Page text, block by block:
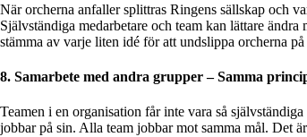
När orcherna anfaller splittras Ringens sällskap och
Självständiga medarbetare och team kan lättare ändra
stämma av varje liten idé för att undslippa orcherna
8. Samarbete med andra grupper – Samma
Teamen i en organisation får inte vara så
jobbar på sin. Alla team jobbar mot samma mål. Det